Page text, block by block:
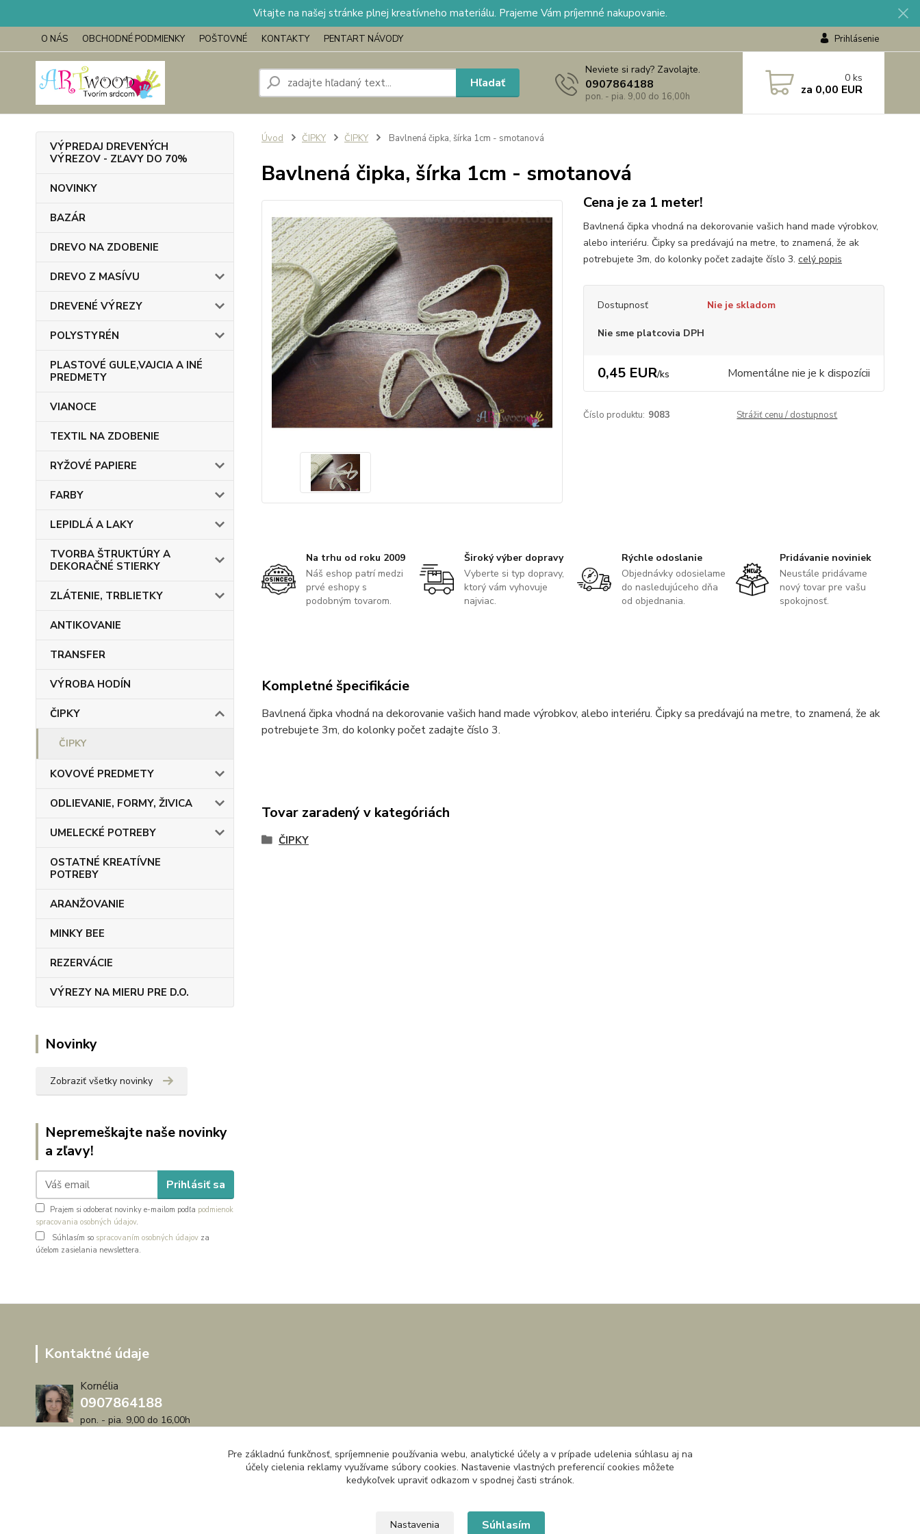
Vitajte na našej stránke plnej kreatívneho materiálu. Prajeme Vám príjemné nakupovanie.
O NÁS OBCHODNÉ PODMIENKY POŠTOVNÉ KONTAKTY PENTART NÁVODY Prihlásenie
Hľadať
Neviete si rady? Zavolajte.
0907864188
pon. - pia. 9,00 do 16,00h
0 ks
za 0,00 EUR
VÝPREDAJ DREVENÝCH
VÝREZOV - ZĽAVY DO 70%
NOVINKY
BAZÁR
DREVO NA ZDOBENIE
DREVO Z MASÍVU
DREVENÉ VÝREZY
POLYSTYRÉN
PLASTOVÉ GULE,VAJCIA A INÉ
PREDMETY
VIANOCE
TEXTIL NA ZDOBENIE
RYŽOVÉ PAPIERE
FARBY
LEPIDLÁ A LAKY
TVORBA ŠTRUKTÚRY A
DEKORAČNÉ STIERKY
ZLÁTENIE, TRBLIETKY
ANTIKOVANIE
TRANSFER
VÝROBA HODÍN
ČIPKY
ČIPKY
KOVOVÉ PREDMETY
ODLIEVANIE, FORMY, ŽIVICA
UMELECKÉ POTREBY
OSTATNÉ KREATÍVNE
POTREBY
ARANŽOVANIE
MINKY BEE
REZERVÁCIE
VÝREZY NA MIERU PRE D.O.
Novinky
Zobraziť všetky novinky
Nepremeškajte naše novinky
a zľavy!
Prihlásiť sa
Prajem si odoberať novinky e-mailom podľa podmienok
spracovania osobných údajov.
Súhlasím so spracovaním osobných údajov za
účelom zasielania newslettera.
Úvod ČIPKY ČIPKY Bavlnená čipka, šírka 1cm - smotanová
Bavlnená čipka, šírka 1cm - smotanová
Cena je za 1 meter!
Bavlnená čipka vhodná na dekorovanie vašich hand made výrobkov,
alebo interiéru. Čipky sa predávajú na metre, to znamená, že ak
potrebujete 3m, do kolonky počet zadajte číslo 3. celý popis
Dostupnosť Nie je skladom
Nie sme platcovia DPH
0,45 EUR/ks Momentálne nie je k dispozícii
Číslo produktu: 9083 Strážiť cenu / dostupnosť
Na trhu od roku 2009
Náš eshop patrí medzi
prvé eshopy s
podobným tovarom.
Široký výber dopravy
Vyberte si typ dopravy,
ktorý vám vyhovuje
najviac.
Rýchle odoslanie
Objednávky odosielame
do nasledujúceho dňa
od objednania.
Pridávanie noviniek
Neustále pridávame
nový tovar pre vašu
spokojnosť.
Kompletné špecifikácie
Bavlnená čipka vhodná na dekorovanie vašich hand made výrobkov, alebo interiéru. Čipky sa predávajú na metre, to znamená, že ak
potrebujete 3m, do kolonky počet zadajte číslo 3.
Tovar zaradený v kategóriách
ČIPKY
Kontaktné údaje
Kornélia
0907864188
pon. - pia. 9,00 do 16,00h
Pre základnú funkčnosť, spríjemnenie používania webu, analytické účely a v prípade udelenia súhlasu aj na
účely cielenia reklamy využívame súbory cookies. Nastavenie vlastných preferencií cookies môžete
kedykoľvek upraviť odkazom v spodnej časti stránok.
Nastavenia Súhlasím